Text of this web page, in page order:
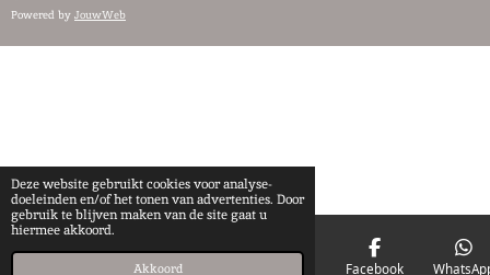
Deze website gebruikt cookies voor analyse-
doeleinden en/of het tonen van advertenties. Door
gebruik te blijven maken van de site gaat u
hiermee akkoord.
Akkoord
Powered by JouwWeb
Telefoonnummer Facebook